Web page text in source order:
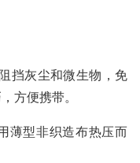
挡灰尘和微生物，免
方便携带。
薄型非织造布热压而